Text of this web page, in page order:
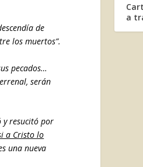
de
los muertos”.
pecados…
serán
y resucitó por
a Cristo lo
una nueva
a